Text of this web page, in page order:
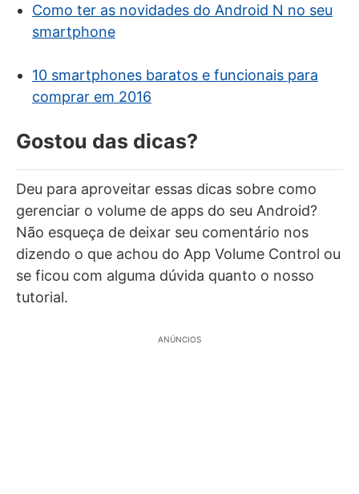
Como ter as novidades do Android N no seu
smartphone
10 smartphones baratos e funcionais para
comprar em 2016
Gostou das dicas?
Deu para aproveitar essas dicas sobre como
gerenciar o volume de apps do seu Android?
Não esqueça de deixar seu comentário nos
dizendo o que achou do App Volume Control ou
se ficou com alguma dúvida quanto o nosso
tutorial.
ANÚNCIOS